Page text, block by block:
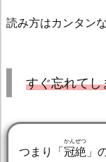
読み方はカンタンな
すぐ忘れてし
つまり「冠絶
かんぜつ
」